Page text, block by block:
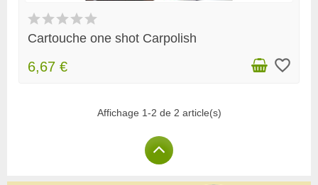
Cartouche one shot Carpolish
6,67 € favorite_border
Affichage 1-2 de 2 article(s)